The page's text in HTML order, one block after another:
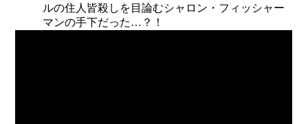
ルの住人皆殺しを目論むシャロン・フィッシャー
マンの手下だった…？！